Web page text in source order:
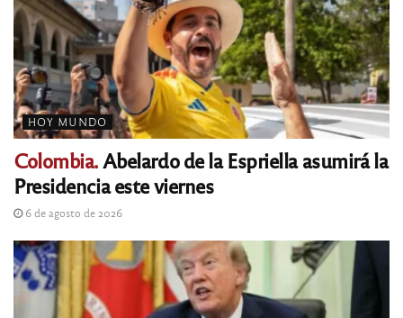
HOY MUNDO
Colombia.Abelardo de la Espriella asumirá la
Presidencia este viernes
6 de agosto de 2026